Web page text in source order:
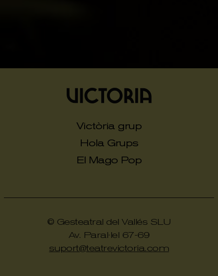
Victòria grup
Hola Grups
El Mago Pop
© Gesteatral del Vallés SLU
Av. Paral·lel 67-69
suport@teatrevictoria.com